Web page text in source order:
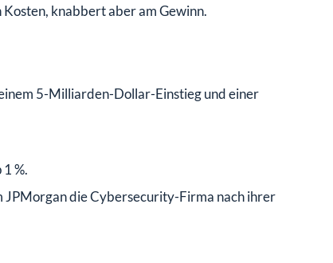
knabbert aber am Gewinn.
5-Milliarden-Dollar-Einstieg und einer
%.
JPMorgan die Cybersecurity-Firma nach ihrer